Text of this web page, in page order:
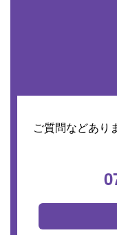
ご質問などあり